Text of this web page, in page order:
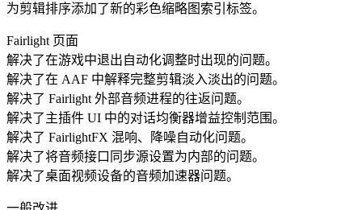
为剪辑排序添加了新的彩色缩略图索引标签。
Fairlight 页面
解决了在游戏中退出自动化调整时出现的问题。
解决了在 AAF 中解释完整剪辑淡入淡出的问题。
解决了 Fairlight 外部音频进程的往返问题。
解决了主插件 UI 中的对话均衡器增益控制范围。
解决了 FairlightFX 混响、降噪自动化问题。
解决了将音频接口同步源设置为内部的问题。
解决了桌面视频设备的音频加速器问题。